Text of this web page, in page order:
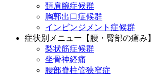
頚肩腕症候群
胸郭出口症候群
インピンジメント症候群
症状別メニュー【腰・臀部の痛み】
梨状筋症候群
坐骨神経痛
腰部脊柱管狭窄症